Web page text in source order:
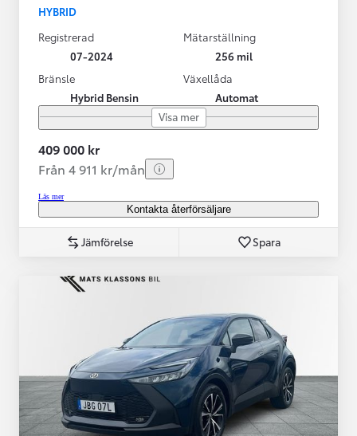
HYBRID
Registrerad
07-2024
Mätarställning
256 mil
Bränsle
Hybrid Bensin
Växellåda
Automat
Visa mer
409 000 kr
Från 4 911 kr/mån
Läs mer
Kontakta återförsäljare
Jämförelse Spara